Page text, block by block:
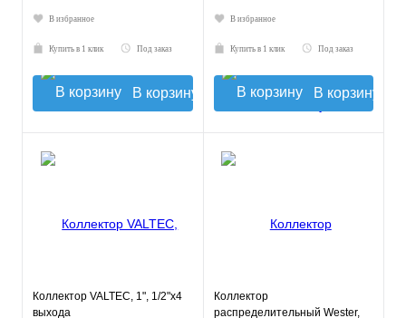
В избранное
Купить в 1 клик Под заказ
В корзину
В избранное
Купить в 1 клик Под заказ
В корзину
Коллектор VALTEC, 1", 1/2"х4
выхода
Коллектор
распределительный Wester,